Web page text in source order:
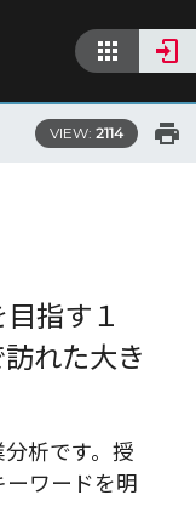
VIEW: 2114
目指す１
れた大き
析です。授
ワードを明